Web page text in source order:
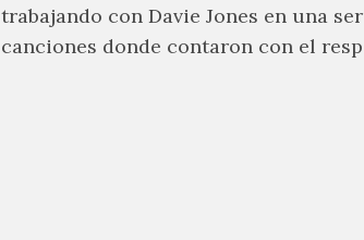
trabajando con Davie Jones en una
canciones donde contaron con el